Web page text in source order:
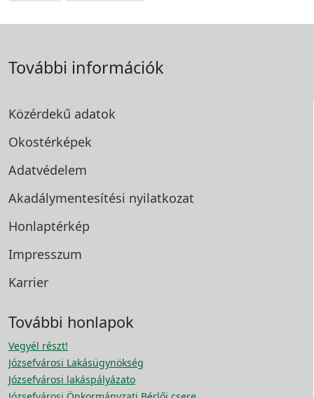
További információk
Közérdekű adatok
Okostérképek
Adatvédelem
Akadálymentesítési nyilatkozat
Honlaptérkép
Impresszum
Karrier
További honlapok
Vegyél részt!
Józsefvárosi Lakásügynökség
Józsefvárosi lakáspályázato